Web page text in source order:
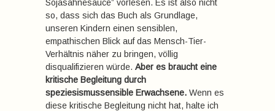
Sojasahnesauce” vorlesen. Es ist also nicht
so, dass sich das Buch als Grundlage,
unseren Kindern einen sensiblen,
empathischen Blick auf das Mensch-Tier-
Verhältnis näher zu bringen, völlig
disqualifizieren würde. Aber es braucht eine
kritische Begleitung durch
speziesismussensible Erwachsene. Wenn es
diese kritische Begleitung nicht hat, halte ich